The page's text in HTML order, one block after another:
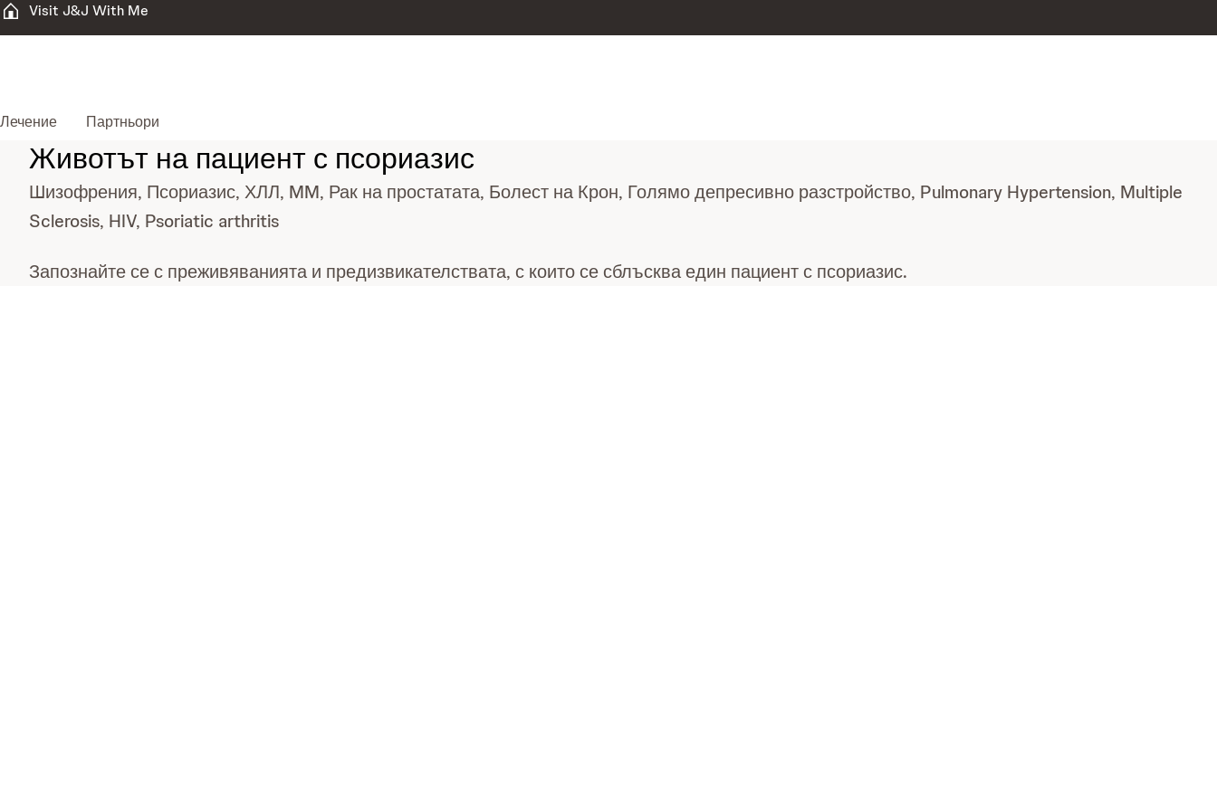
Visit J&J With Me
Лечение Партньори
Животът на пациент с псориазис
Шизофрения, Псориазис, ХЛЛ, MM, Рак на простатата, Болест на Крон, Голямо депресивно разстройство, Pulmonary Hypertension, Multiple
Sclerosis, HIV, Psoriatic arthritis
Запознайте се с преживяванията и предизвикателствата, с които се сблъсква един пациент с псориазис.